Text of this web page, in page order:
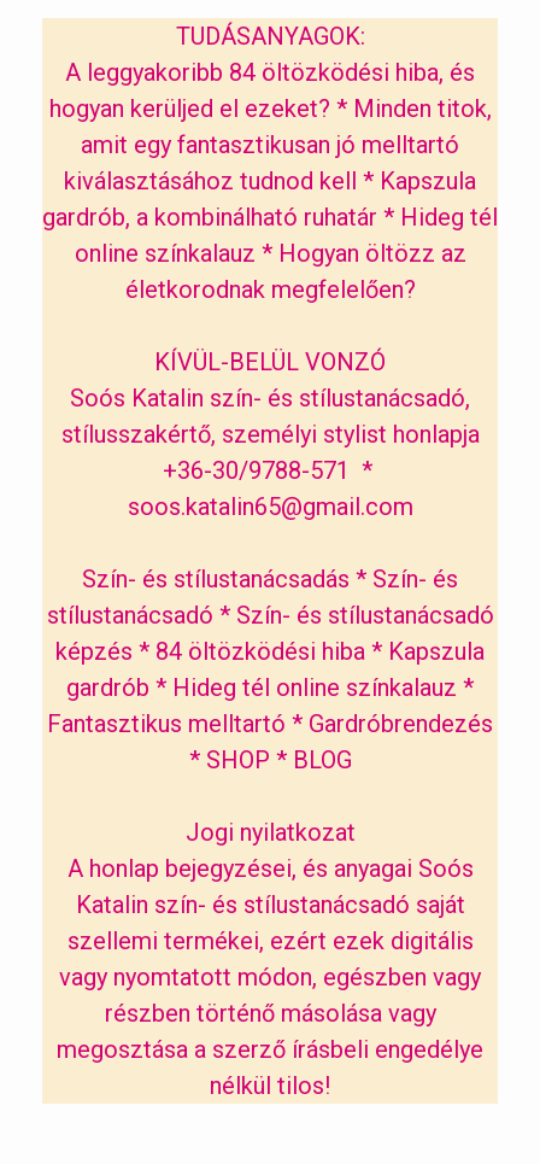
TUDÁSANYAGOK:
A leggyakoribb 84 öltözködési hiba, és
hogyan kerüljed el ezeket? * Minden titok,
amit egy fantasztikusan jó melltartó
kiválasztásához tudnod kell * Kapszula
gardrób, a kombinálható ruhatár * Hideg tél
online színkalauz * Hogyan öltözz az
életkorodnak megfelelően?
KÍVÜL-BELÜL VONZÓ
Soós Katalin szín- és stílustanácsadó,
stílusszakértő, személyi stylist honlapja
+36-30/9788-571 *
soos.katalin65@gmail.com
Szín- és stílustanácsadás * Szín- és
stílustanácsadó * Szín- és stílustanácsadó
képzés * 84 öltözködési hiba * Kapszula
gardrób * Hideg tél online színkalauz *
Fantasztikus melltartó * Gardróbrendezés
* SHOP * BLOG
Jogi nyilatkozat
A honlap bejegyzései, és anyagai Soós
Katalin szín- és stílustanácsadó saját
szellemi termékei, ezért ezek digitális
vagy nyomtatott módon, egészben vagy
részben történő másolása vagy
megosztása a szerző írásbeli engedélye
nélkül tilos!